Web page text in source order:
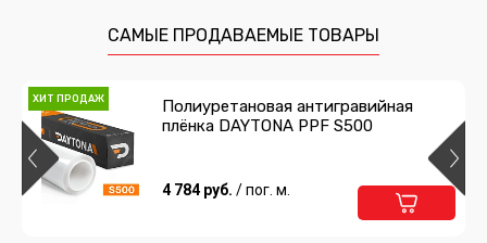
САМЫЕ ПРОДАВАЕМЫЕ ТОВАРЫ
ХИТ ПРОДАЖ
Полиуретановая антигравийная
плёнка DAYTONA PPF S500
4 784 руб. / пог. м.